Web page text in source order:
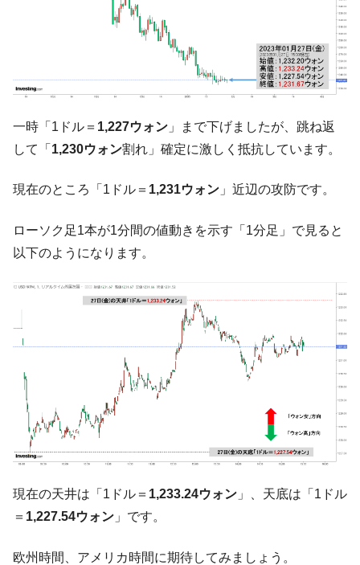
韓国･外為取引量「1日当たり1,214.4億ド
ル」まで拡大 ⇒ 海外資金の動きに強く左右される状態
韓国･帰ってきた李在明。李在明を支持しな
『Money1』
韓国大統領府ボンクラ政策室長が告発され
断
『Money1』
韓国･警察職員が「丸刈りになって抗議活
国の過剰生産が世界を蝕む。
『Money1』
韓国製造業「半導体絶好調」のウラで他業
『Money1』
【米韓激突案件】韓国消費者院が『クーパ
ン』1人当たり賠償10万ウォンを認定 ⇒ 総額3兆7,000億
韓国で猛暑。南東部では干ばつ
韓国型イージス搭載の次世代駆逐艦
「KDDX」1番艦、2032年竣工と公示
『Money1』
【対日本円】ウォン安が急進！ 日米の協調
に韓国がいっちょがみしたのでは。
『Money1』
韓国政府『BYD』車への補助金を全廃 ⇒ 実
は韓国で『BYD』車は売れている。6カ月で対前年同期比
1.9倍！
『Money1』
在韓米国大使スティールが着韓！⇒ さっそ
ドを掲げる「在韓反米勢力」
一時「1ドル＝ 1,227ウォン 」まで下げましたが、跳ね返
して「 1,230ウォン割れ」確定に激しく抵抗しています。
現在のところ「1ドル＝ 1,231ウォン 」近辺の攻防です。
ローソク足1本が1分間の値動きを示す「1分足」で見ると
以下のようになります。
現在の天井は「1ドル＝ 1,233.24ウォン 」、天底は「1ドル
＝ 1,227.54ウォン 」です。
欧州時間、アメリカ時間に期待してみましょう。